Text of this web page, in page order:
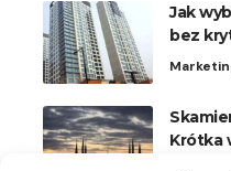
Jak
bez
Krótka